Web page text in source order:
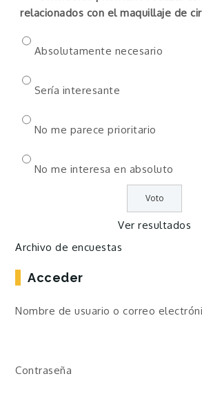
relacionados con el maquillaje de
Absolutamente necesario
Sería interesante
No me parece prioritario
No me interesa en absoluto
Ver resultados
Archivo de encuestas
Acceder
Nombre de usuario o correo
Contraseña